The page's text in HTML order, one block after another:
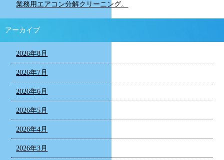
業務用エアコン分解クリーニング。
アーカイブ
2026年8月
2026年7月
2026年6月
2026年5月
2026年4月
2026年3月